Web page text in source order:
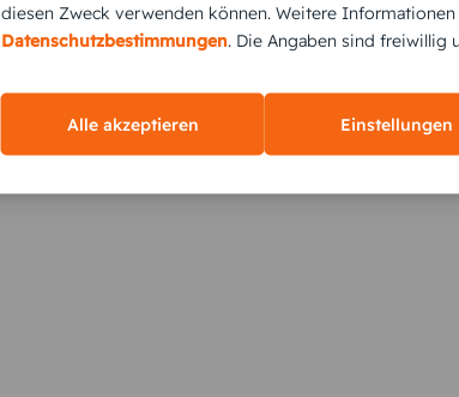
KUNDEN
diesen Zweck verwenden können. Weitere
Datenschutzbestimmungen. Die Angaben sind freiwillig
Alle akzeptieren Einstellungen